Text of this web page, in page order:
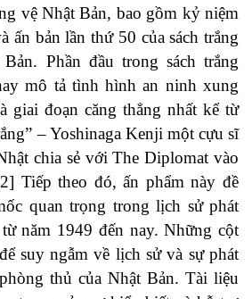
vệ Nhật Bản, bao gồm kỷ niệm
ấn bản lần thứ 50 của sách trắng
Phần đầu trong sách trắng
mô tả tình hình an ninh xung
giai đoạn căng thẳng nhất kể từ
– Yoshinaga Kenji một cựu sĩ
chia sẻ với The Diplomat vào
Tiếp theo đó, ấn phẩm này đề
quan trọng trong lịch sử phát
năm 1949 đến nay. Những cột
suy ngẫm về lịch sử và sự phát
thủ của Nhật Bản. Tài liệu